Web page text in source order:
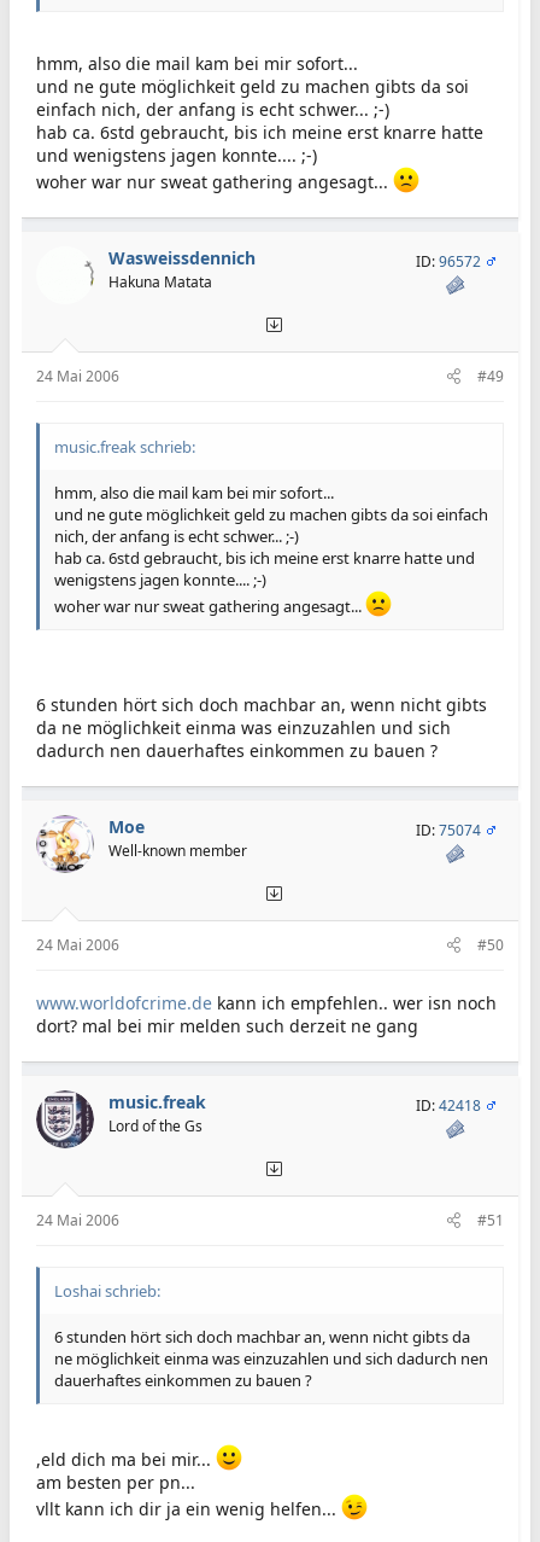
hmm, also die mail kam bei mir sofort...
und ne gute möglichkeit geld zu machen gibts da soi
einfach nich, der anfang is echt schwer... ;-)
hab ca. 6std gebraucht, bis ich meine erst knarre hatte
und wenigstens jagen konnte.... ;-)
woher war nur sweat gathering angesagt...
Wasweissdennich
Hakuna Matata
ID:96572
24 Mai 2006 #49
music.freak schrieb:
hmm, also die mail kam bei mir sofort...
und ne gute möglichkeit geld zu machen gibts da soi einfach
nich, der anfang is echt schwer... ;-)
hab ca. 6std gebraucht, bis ich meine erst knarre hatte und
wenigstens jagen konnte.... ;-)
woher war nur sweat gathering angesagt...
6 stunden hört sich doch machbar an, wenn nicht gibts
da ne möglichkeit einma was einzuzahlen und sich
dadurch nen dauerhaftes einkommen zu bauen ?
Moe
Well-known member
ID:75074
24 Mai 2006 #50
www.worldofcrime.de kann ich empfehlen.. wer isn noch
dort? mal bei mir melden such derzeit ne gang
music.freak
Lord of the Gs
ID:42418
24 Mai 2006 #51
Loshai schrieb:
6 stunden hört sich doch machbar an, wenn nicht gibts da
ne möglichkeit einma was einzuzahlen und sich dadurch nen
dauerhaftes einkommen zu bauen ?
,eld dich ma bei mir...
am besten per pn...
vllt kann ich dir ja ein wenig helfen...